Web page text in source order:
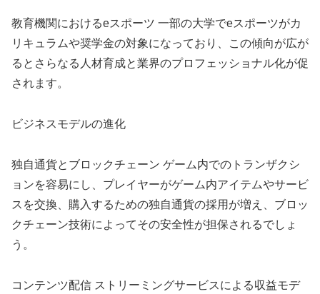
教育機関におけるeスポーツ 一部の大学でeスポーツがカ
リキュラムや奨学金の対象になっており、この傾向が広が
るとさらなる人材育成と業界のプロフェッショナル化が促
されます。
ビジネスモデルの進化
独自通貨とブロックチェーン ゲーム内でのトランザクシ
ョンを容易にし、プレイヤーがゲーム内アイテムやサービ
スを交換、購入するための独自通貨の採用が増え、ブロッ
クチェーン技術によってその安全性が担保されるでしょ
う。
コンテンツ配信 ストリーミングサービスによる収益モデ